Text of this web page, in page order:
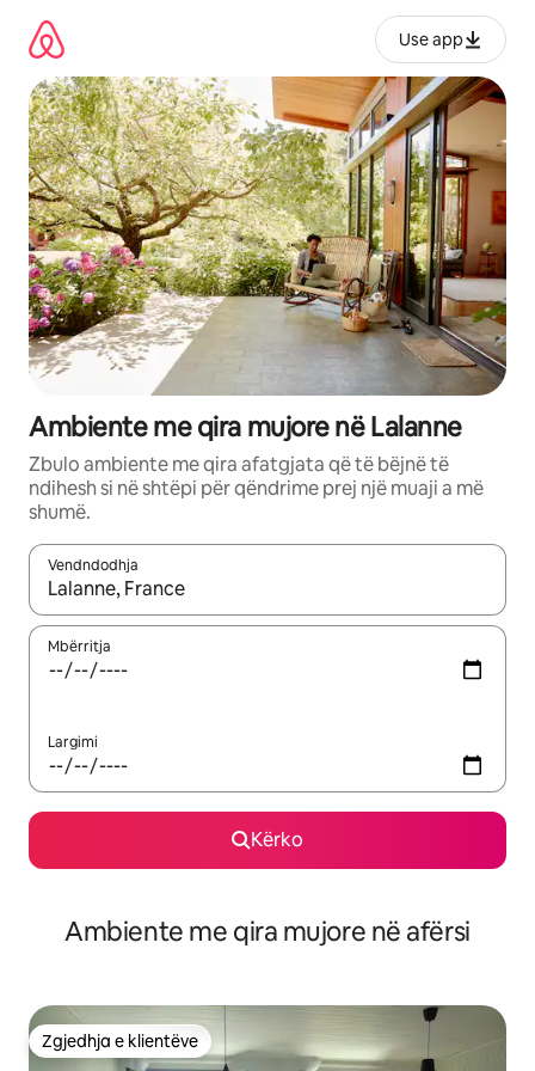
përmbajtja
Use app
Ambiente me qira mujore në Lalanne
Zbulo ambiente me qira afatgjata që të bëjnë të
ndihesh si në shtëpi për qëndrime prej një muaji a më
shumë.
Vendndodhja
Kur rezultatet të jenë të disponueshme, lëviz me butonat e
Mbërritja
Largimi
Kërko
Ambiente me qira mujore në afërsi
Zgjedhja e klientëve
Zgjedhja e klientëve